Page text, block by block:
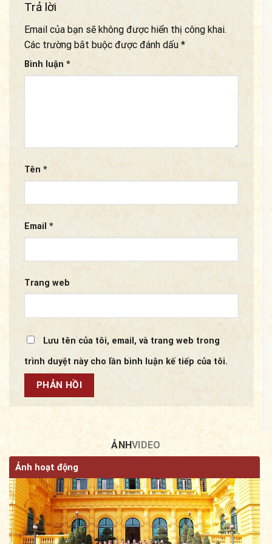
Trả lời
Email của bạn sẽ không được hiển thị công khai.
Các trường bắt buộc được đánh dấu *
Bình luận *
Tên *
Email *
Trang web
Lưu tên của tôi, email, và trang web trong
trình duyệt này cho lần bình luận kế tiếp của tôi.
ẢNHVIDEO
Ảnh hoạt động